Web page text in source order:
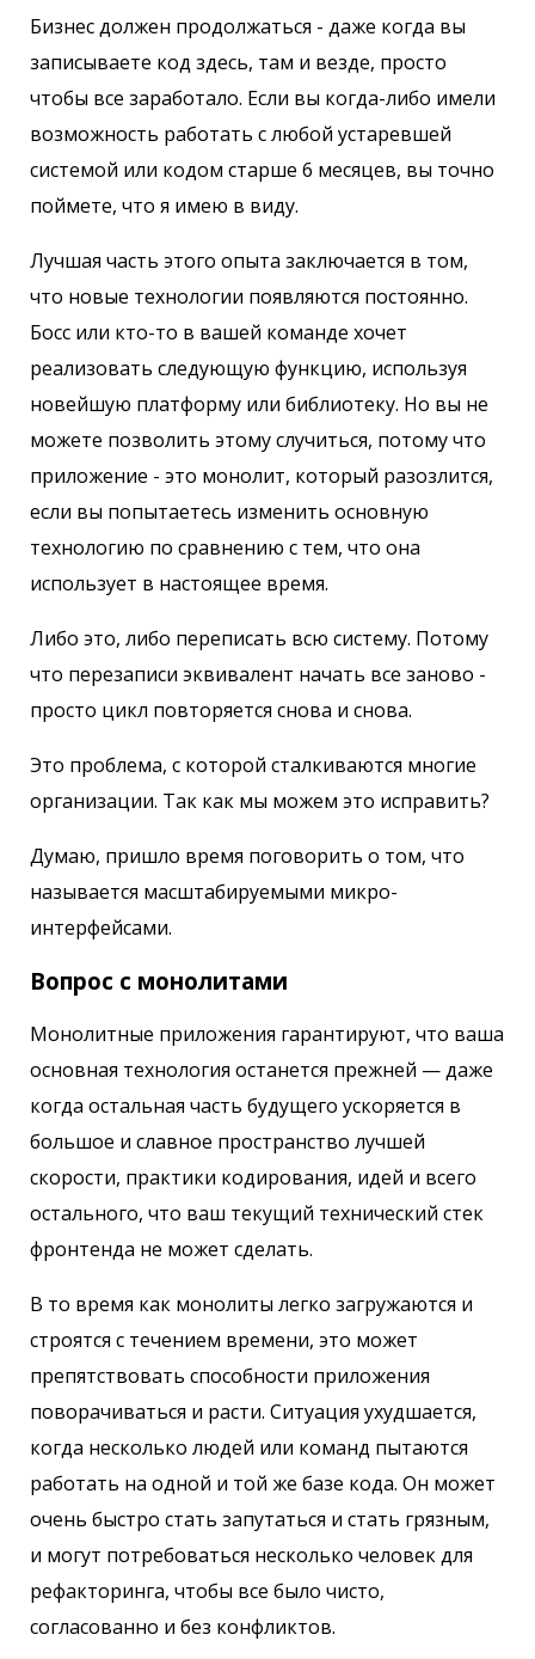
Бизнес должен продолжаться - даже когда вы
записываете код здесь, там и везде, просто
чтобы все заработало. Если вы когда-либо имели
возможность работать с любой устаревшей
системой или кодом старше 6 месяцев, вы точно
поймете, что я имею в виду.
Лучшая часть этого опыта заключается в том,
что новые технологии появляются постоянно.
Босс или кто-то в вашей команде хочет
реализовать следующую функцию, используя
новейшую платформу или библиотеку. Но вы не
можете позволить этому случиться, потому что
приложение - это монолит, который разозлится,
если вы попытаетесь изменить основную
технологию по сравнению с тем, что она
использует в настоящее время.
Либо это, либо переписать всю систему. Потому
что перезаписи эквивалент начать все заново -
просто цикл повторяется снова и снова.
Это проблема, с которой сталкиваются многие
организации. Так как мы можем это исправить?
Думаю, пришло время поговорить о том, что
называется масштабируемыми микро-
интерфейсами.
Вопрос с монолитами
Монолитные приложения гарантируют, что ваша
основная технология останется прежней — даже
когда остальная часть будущего ускоряется в
большое и славное пространство лучшей
скорости, практики кодирования, идей и всего
остального, что ваш текущий технический стек
фронтенда не может сделать.
В то время как монолиты легко загружаются и
строятся с течением времени, это может
препятствовать способности приложения
поворачиваться и расти. Ситуация ухудшается,
когда несколько людей или команд пытаются
работать на одной и той же базе кода. Он может
очень быстро стать запутаться и стать грязным,
и могут потребоваться несколько человек для
рефакторинга, чтобы все было чисто,
согласованно и без конфликтов.